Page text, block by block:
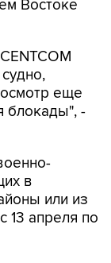
еще
-
или из
апреля по